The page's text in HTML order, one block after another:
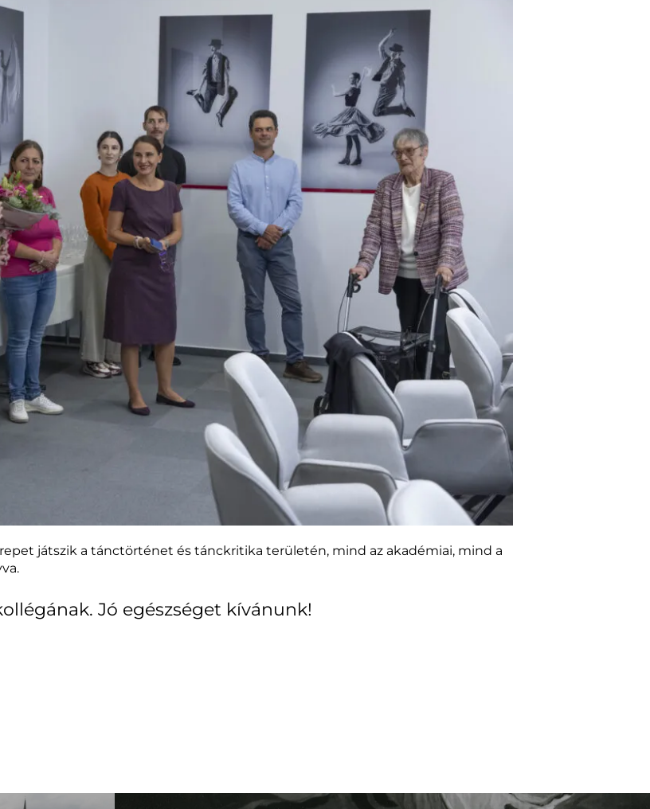
játszik a tánctörténet és tánckritika területén, mind az akadémiai, mind a
Jó egészséget kívánunk!